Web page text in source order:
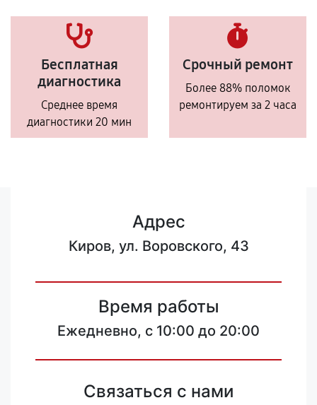
Бесплатная
диагностика
Среднее время
диагностики 20 мин
Срочный ремонт
Более 88% поломок
ремонтируем за 2 часа
Адрес
Киров, ул. Воровского, 43
Время работы
Ежедневно, с 10:00 до 20:00
Связаться с нами